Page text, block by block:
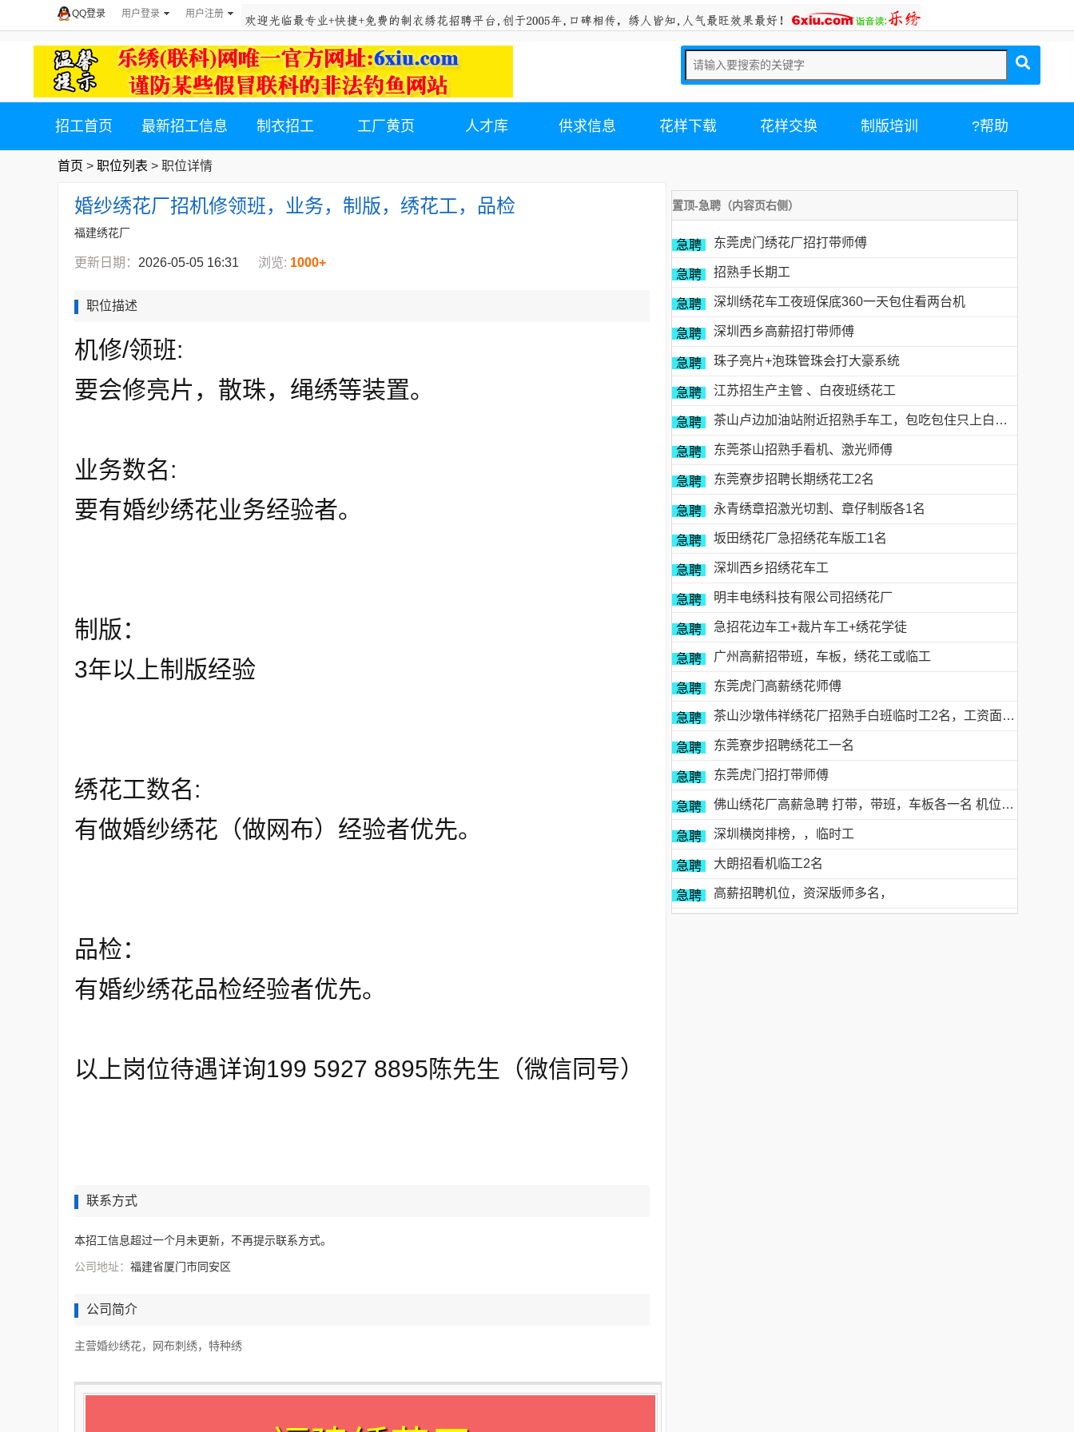
用户登录 用户注册
QQ登录
招工首页 最新招工信息 制衣招工 工厂黄页 人才库 供求信息 花样下载 花样交换 制版培训 ?帮助
首页 > 职位列表 > 职位详情
婚纱绣花厂招机修领班，业务，制版，绣花工，品检
福建绣花厂
更新日期： 2026-05-05 16:31 浏览: 1000+
职位描述
机修/领班:
要会修亮片，散珠，绳绣等装置。
业务数名:
要有婚纱绣花业务经验者。
制版：
3年以上制版经验
绣花工数名:
有做婚纱绣花（做网布）经验者优先。
品检：
有婚纱绣花品检经验者优先。
以上岗位待遇详询199 5927 8895陈先生（微信同号）
联系方式
本招工信息超过一个月未更新，不再提示联系方式。
公司地址： 福建省厦门市同安区
公司简介
主营婚纱绣花，网布刺绣，特种绣
置顶-急聘（内容页右侧）
急聘 东莞虎门绣花厂招打带师傅
急聘 招熟手长期工
急聘 深圳绣花车工夜班保底360一天包住看两台机
急聘 深圳西乡高薪招打带师傅
急聘 珠子亮片+泡珠管珠会打大豪系统
急聘 江苏招生产主管 、白夜班绣花工
急聘 茶山卢边加油站附近招熟手车工，包吃包住只上白班，工资面议有的请电德胜13546915117
急聘 东莞茶山招熟手看机、激光师傅
急聘 东莞寮步招聘长期绣花工2名
急聘 永青绣章招激光切割、章仔制版各1名
急聘 坂田绣花厂急招绣花车版工1名
急聘 深圳西乡招绣花车工
急聘 明丰电绣科技有限公司招绣花厂
急聘 急招花边车工+裁片车工+绣花学徒
急聘 广州高薪招带班，车板，绣花工或临工
急聘 东莞虎门高薪绣花师傅
急聘 茶山沙墩伟祥绣花厂招熟手白班临时工2名，工资面议，包吃住有的请电18676754153黎生
急聘 东莞寮步招聘绣花工一名
急聘 东莞虎门招打带师傅
急聘 佛山绣花厂高薪急聘 打带，带班，车板各一名 机位多名
急聘 深圳横岗排榜，，临时工
急聘 大朗招看机临工2名
急聘 高薪招聘机位，资深版师多名，